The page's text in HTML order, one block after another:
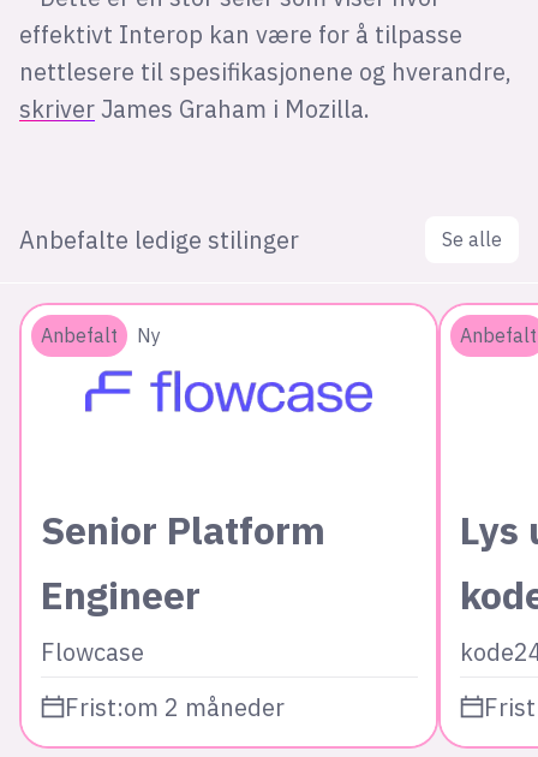
effektivt Interop kan være for å tilpasse
nettlesere til spesifikasjonene og hverandre,
skriverJames Graham i Mozilla.
Anbefalte ledige stilinger Se alle
Anbefalt Ny
Senior Platform
Engineer
Flowcase
Frist:om 2 måneder
Anbefalt
Lys